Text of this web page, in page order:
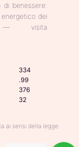
benessere:
dei
— visita
334
.99
376
32
ai sensi della legge